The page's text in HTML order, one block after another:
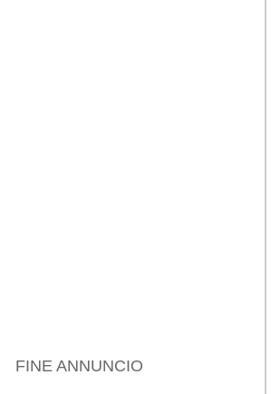
FINE ANNUNCIO